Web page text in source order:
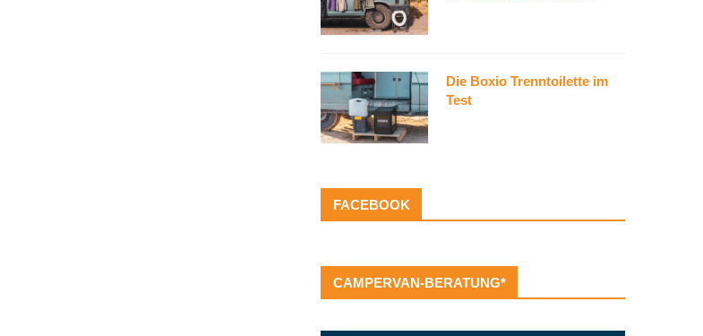
Die Boxio Trenntoilette im
Test
FACEBOOK
CAMPERVAN-BERATUNG*